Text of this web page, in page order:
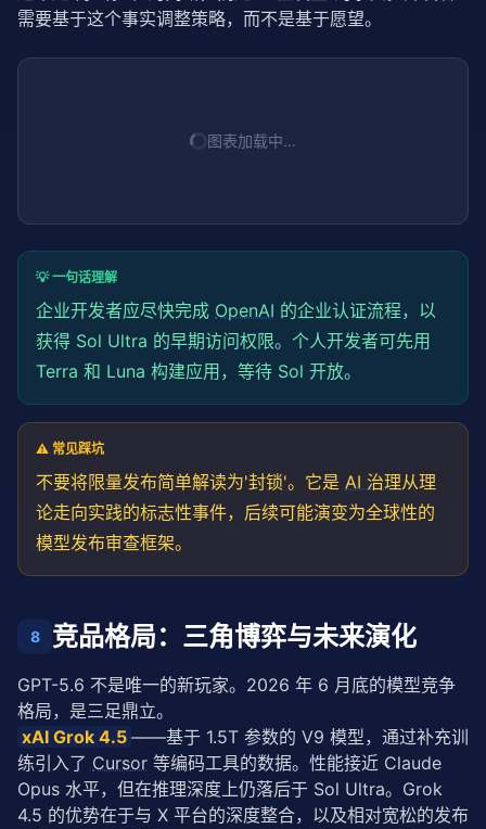
需要基于这个事实调整策略，而不是基于愿望。
图表加载中…
💡 一句话理解
企业开发者应尽快完成 OpenAI 的企业认证流程，以
获得 Sol Ultra 的早期访问权限。个人开发者可先用
Terra 和 Luna 构建应用，等待 Sol 开放。
⚠️ 常见踩坑
不要将限量发布简单解读为'封锁'。它是 AI 治理从理
论走向实践的标志性事件，后续可能演变为全球性的
模型发布审查框架。
8 竞品格局：三角博弈与未来演化
GPT-5.6 不是唯一的新玩家。2026 年 6 月底的模型竞争
格局，是三足鼎立。
xAI Grok 4.5 ——基于 1.5T 参数的 V9 模型，通过补充训
练引入了 Cursor 等编码工具的数据。性能接近 Claude
Opus 水平，但在推理深度上仍落后于 Sol Ultra。Grok
4.5 的优势在于与 X 平台的深度整合，以及相对宽松的发布